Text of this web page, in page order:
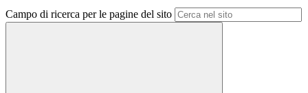
Campo di ricerca per le pagine del sito